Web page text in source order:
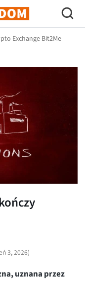
Exchange Bit2Me
3, 2026)
uznana przez